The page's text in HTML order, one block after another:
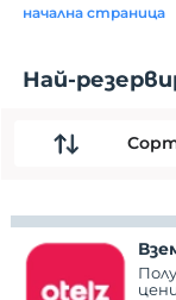
начална страница
Най-